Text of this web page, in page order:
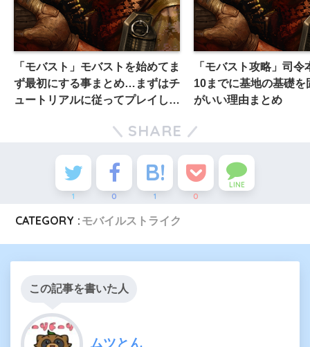
「モバスト」モバストを始めてま
ず最初にする事まとめ…まずはチ
ュートリアルに従ってプレイしよ
「モバスト攻略」司令
10までに基地の基礎を
がいい理由まとめ
SHARE
1 0 1 0
LINE
CATEGORY : モバイルストライク
この記事を書いた人
ムツとん